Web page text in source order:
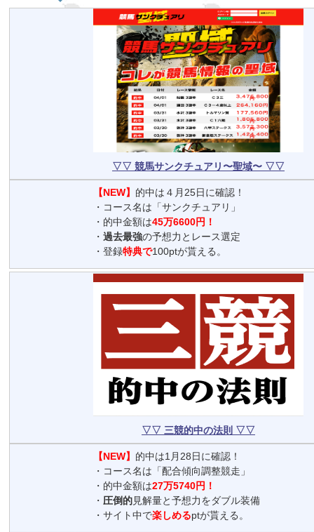
▽▽ 競馬サンクチュアリ〜聖域〜 ▽▽
【NEW】 的中は４月25日に確認！
・コース名は「サンクチュアリ」
・的中金額は45万6600円！
・ 過去最強の予想力とレース選定
・登録特典で100ptが貰える。
▽▽ 三競的中の法則 ▽▽
【NEW】 的中は1月28日に確認！
・コース名は「配合傾向調整競走」
・的中金額は27万5740円！
・ 圧倒的見解量と予想力をダブル装備
・サイト中で楽しめるptが貰える。